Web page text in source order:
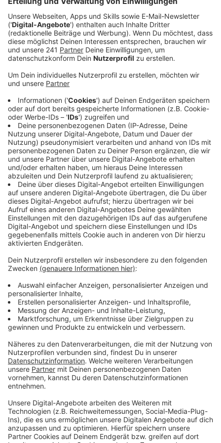
Anzeige
Mit "In Your Arms (For An Angel)" präsentiert das Trio
Songwriter Nico Santos eine neue Interpretation des
ein atmosphärisch aufgeladenes Update des
legendären Tracks kreieren, zu dem nun eine neue
Generation von Fans und Publikum feiern und tanzen
wird. Ein zentrales Element in "In Your Arms (For An
Angel)" ist Paul van Dyks ikonisches Piano-Riff, dem
Topic, Nico Santos & Robin Schulz Raum geben. "For
An Angel" bescherte van Dyk den internationalen
Durchbruch und gilt bis heute als einer der
prägendsten Tracks des Genres. Im Song
verschmelzen Deep House-Vibes mit der Stimme von
Nico Santos, Akkorde und Bässe treffen auf van Dyks
Trance-Riff. Hier könnt ihr euch den Song anhören.
Anzeige
Wir benötigen Ihre
Zustimmung, um den YouTube
Video-Service zu laden!
Wir verwenden einen Service eines
Drittanbieters, um Videoinhalte
einzubetten. Dieser Service kann
Daten zu Ihren Aktivitäten
Details durch und stimmen Sie der
Nutzung des Service zu, um dieses
Video anzusehen.